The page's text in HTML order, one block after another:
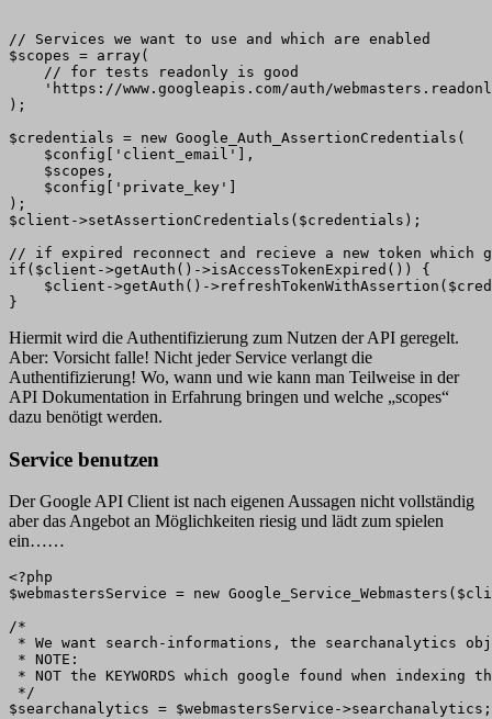
// Services we want to use and which are enabled
$scopes = array(
    // for tests readonly is good
'https://www.googleapis.com/auth/
);
$credentials = new Google_Auth_AssertionCredentials(
    $config['client_email'],
    $scopes,
    $config['private_key']
);
$client->setAssertionCredentials($credentials);
// if expired reconnect and recieve a new token which
if($client->getAuth()->isAccessTokenExpired()) {
$client->getAuth()-
}
Hiermit wird die Authentifizierung zum Nutzen der API geregelt.
Aber: Vorsicht falle! Nicht jeder Service verlangt die
Authentifizierung! Wo, wann und wie kann man Teilweise in der
API Dokumentation in Erfahrung bringen und welche „scopes“
dazu benötigt werden.
Service benutzen
Der Google API Client ist nach eigenen Aussagen nicht vollständig
aber das Angebot an Möglichkeiten riesig und lädt zum spielen
ein……
<?php
$webmastersService = new
/*
* We want search-informations, the searchanalytics
* NOTE:
* NOT the KEYWORDS which google found when indexing
*/
$searchanalytics = $webmastersService->searchanalytics;